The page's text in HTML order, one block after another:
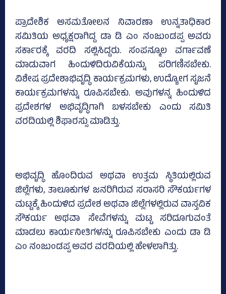
ಪ್ರಾದೇಶಿಕ ಅಸಮತೋಲನ ನಿವಾರಣಾ ಉನ್ನತಾಧಿಕಾರ
ಸಮಿತಿಯ ಅಧ್ಯಕ್ಷರಾಗಿದ್ದ ಡಾ ಡಿ ಎಂ ನಂಜುಂಡಪ್ಪ ಅವರು
ಸರ್ಕಾರಕ್ಕೆ ವರದಿ ಸಲ್ಲಿಸಿದ್ದರು. ಸಂಪನ್ಮೂಲ ವರ್ಗಾವಣೆ
ಮಾಡುವಾಗ ಹಿಂದುಳಿದಿರುವಿಕೆಯನ್ನು ಪರಿಗಣಿಸಬೇಕು.
ವಿಶೇಷ ಪ್ರದೇಶಾಭಿವೃದ್ಧಿ ಕಾರ್ಯಕ್ರಮಗಳು, ಉದ್ಯೋಗ ಸೃಜನೆ
ಕಾರ್ಯಕ್ರಮಗಳನ್ನು ರೂಪಿಸಬೇಕು. ಅವುಗಳನ್ನ ಹಿಂದುಳಿದ
ಪ್ರದೇಶಗಳ ಅಭಿವೃದ್ಧಿಗಾಗಿ ಬಳಸಬೇಕು ಎಂದು ಸಮಿತಿ
ವರದಿಯಲ್ಲಿ ಶಿಫಾರಸ್ಸು ಮಾಡಿತ್ತು.
ಅಭಿವೃದ್ಧಿ ಹೊಂದಿರುವ ಅಥವಾ ಉತ್ತಮ ಸ್ಥಿತಿಯಲ್ಲಿರುವ
ಜಿಲ್ಲೆಗಳು, ತಾಲೂಕುಗಳ ಜನರಿಗಿರುವ ಸರಾಸರಿ ಸೌಕರ್ಯಗಳ
ಮಟ್ಟಕ್ಕೆ ಹಿಂದುಳಿದ ಪ್ರದೇಶ ಅಥವಾ ಜಿಲ್ಲೆಗಳಲ್ಲಿರುವ ವಾಸ್ತವಿಕ
ಸೌಕರ್ಯ ಅಥವಾ ಸೇವೆಗಳನ್ನು ಮಟ್ಟ ಸರಿದೂಗುವಂತೆ
ಮಾಡಲು ಕಾರ್ಯನೀತಿಗಳನ್ನು ರೂಪಿಸಬೇಕು ಎಂದು ಡಾ ಡಿ
ಎಂ ನಂಜುಂಡಪ್ಪ ಅವರ ವರದಿಯಲ್ಲಿ ಹೇಳಲಾಗಿತ್ತು.